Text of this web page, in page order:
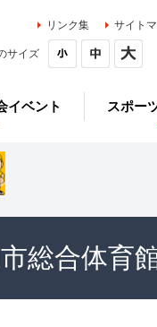
リンク集 サイト
サイズ
イベント スポー
総合体育館